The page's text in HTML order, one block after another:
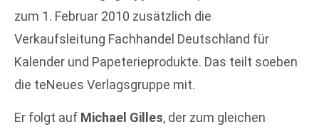
zum 1. Februar 2010 zusätzlich die
Verkaufsleitung Fachhandel Deutschland für
Kalender und Papeterieprodukte. Das teilt soeben
die teNeues Verlagsgruppe mit.
Er folgt auf Michael Gilles, der zum gleichen